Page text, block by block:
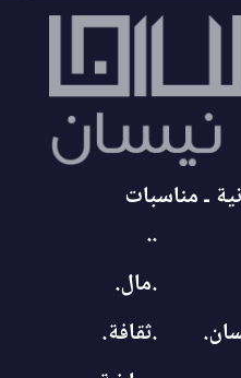
ـ مناسبات
..
.مال.
.ثقافة.